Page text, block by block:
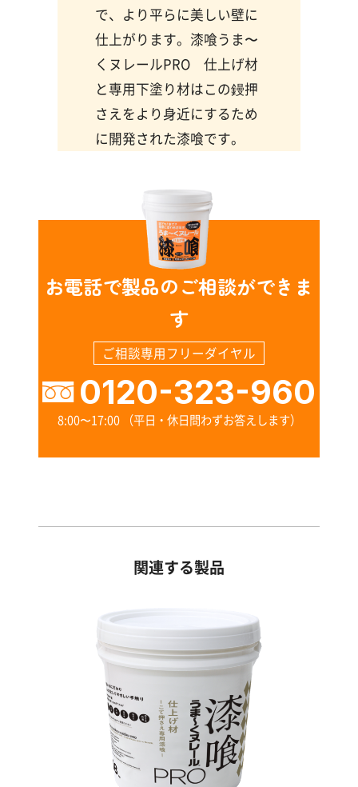
で、より平らに美しい壁に
仕上がります。漆喰うま〜
くヌレールPRO 仕上げ材
と専用下塗り材はこの鏝押
さえをより身近にするため
に開発された漆喰です。
お電話で製品のご相談ができま
す
ご相談専用フリーダイヤル
0120-323-960
8:00〜17:00 （平日・休日問わずお答えします）
関連する製品